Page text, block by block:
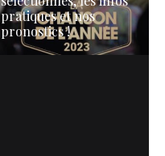
pratiques et nos
pronostics !